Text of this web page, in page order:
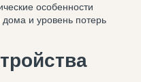
особенности
дома и уровень потерь